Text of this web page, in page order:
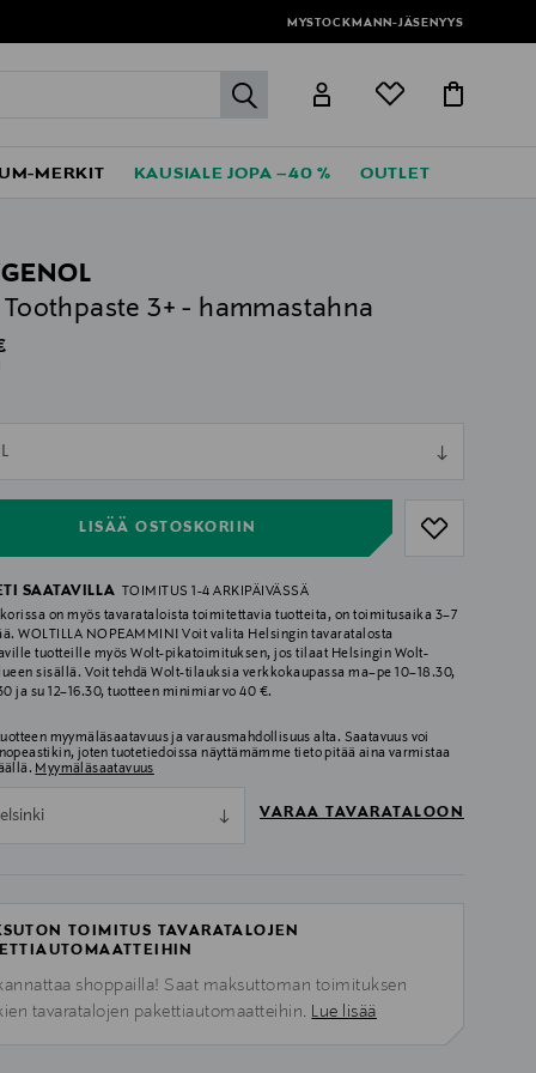
MYSTOCKMANN-JÄSENYYS
label.header.go
MERKIT KAUSIALE JOPA –40 % OUTLET
Toothpaste 3+ - hammastahna
Price
LISÄÄ OSTOSKORIIN
SAATAVILLA
TOIMITUS 1-4 ARKIPÄIVÄSSÄ
on myös tavarataloista toimitettavia tuotteita, on toimitusaika 3–7
WOLTILLA NOPEAMMIN! Voit valita Helsingin tavaratalosta
tuotteille myös Wolt-pikatoimituksen, jos tilaat Helsingin Wolt-
sisällä. Voit tehdä Wolt-tilauksia verkkokaupassa ma–pe 10–18.30,
ja su 12–16.30, tuotteen minimiarvo 40 €.
myymäläsaatavuus ja varausmahdollisuus alta. Saatavuus voi
joten tuotetiedoissa näyttämämme tieto pitää aina varmistaa
Myymäläsaatavuus
VARAA TAVARATALOON
TOIMITUS TAVARATALOJEN
shoppailla! Saat maksuttoman toimituksen
tavaratalojen pakettiautomaatteihin. Lue lisää